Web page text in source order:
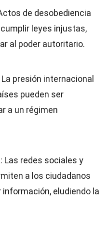
de desobediencia
leyes injustas,
al poder autoritario.
La presión internacional
pueden ser
a un régimen
: Las redes sociales y
a los ciudadanos
eludiendo la